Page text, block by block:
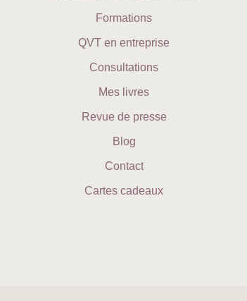
Formations
QVT en entreprise
Consultations
Mes livres
Revue de presse
Blog
Contact
Cartes cadeaux